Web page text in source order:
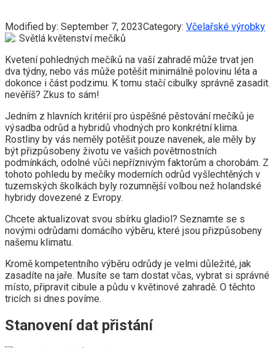
Modified by: September 7, 2023Category: Včelařské výrobky
Kvetení pohledných mečíků na vaší zahradě může trvat jen
dva týdny, nebo vás může potěšit minimálně polovinu léta a
dokonce i část podzimu. K tomu stačí cibulky správně zasadit.
nevěříš? Zkus to sám!
Jedním z hlavních kritérií pro úspěšné pěstování mečíků je
výsadba odrůd a hybridů vhodných pro konkrétní klima.
Rostliny by vás neměly potěšit pouze navenek, ale měly by
být přizpůsobeny životu ve vašich povětrnostních
podmínkách, odolné vůči nepříznivým faktorům a chorobám. Z
tohoto pohledu by mečíky moderních odrůd vyšlechtěných v
tuzemských školkách byly rozumnější volbou než holandské
hybridy dovezené z Evropy.
Chcete aktualizovat svou sbírku gladiol? Seznamte se s
novými odrůdami domácího výběru, které jsou přizpůsobeny
našemu klimatu.
Kromě kompetentního výběru odrůdy je velmi důležité, jak
zasadíte na jaře. Musíte se tam dostat včas, vybrat si správné
místo, připravit cibule a půdu v ​​květinové zahradě. O těchto
tricích si dnes povíme.
Stanovení dat přistání